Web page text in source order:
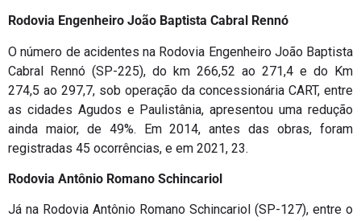
Rodovia Engenheiro João Baptista Cabral Rennó
O número de acidentes na Rodovia Engenheiro João Baptista
Cabral Rennó (SP-225), do km 266,52 ao 271,4 e do Km
274,5 ao 297,7, sob operação da concessionária CART, entre
as cidades Agudos e Paulistânia, apresentou uma redução
ainda maior, de 49%. Em 2014, antes das obras, foram
registradas 45 ocorrências, e em 2021, 23.
Rodovia Antônio Romano Schincariol
Já na Rodovia Antônio Romano Schincariol (SP-127), entre o